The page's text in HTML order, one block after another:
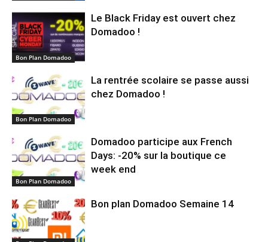
Bon Plan Domadoo
Le Black Friday est ouvert chez
Domadoo !
Bon Plan Domadoo
La rentrée scolaire se passe aussi
chez Domadoo !
Bon Plan Domadoo
Domadoo participe aux French
Days: -20% sur la boutique ce
week end
Bon plan Domadoo Semaine 14